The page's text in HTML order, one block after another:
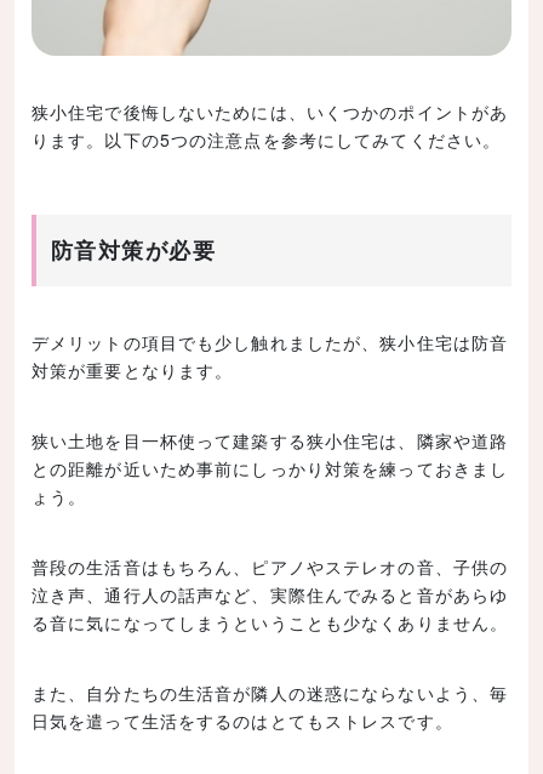
狭小住宅で後悔しないためには、いくつかのポイントがあ
ります。以下の5つの注意点を参考にしてみてください。
防音対策が必要
デメリットの項目でも少し触れましたが、狭小住宅は防音
対策が重要となります。
狭い土地を目一杯使って建築する狭小住宅は、隣家や道路
との距離が近いため事前にしっかり対策を練っておきまし
ょう。
普段の生活音はもちろん、ピアノやステレオの音、子供の
泣き声、通行人の話声など、実際住んでみると音があらゆ
る音に気になってしまうということも少なくありません。
また、自分たちの生活音が隣人の迷惑にならないよう、毎
日気を遣って生活をするのはとてもストレスです。